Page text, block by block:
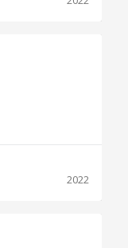
2022